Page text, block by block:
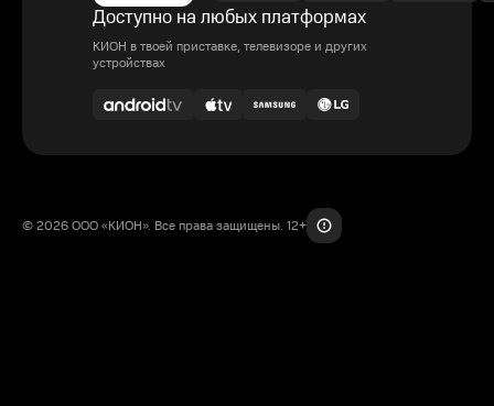
Доступно на любых платформах
КИОН в твоей приставке, телевизоре и других
устройствах
© 2026 ООО «КИОН». Все права защищены. 12+